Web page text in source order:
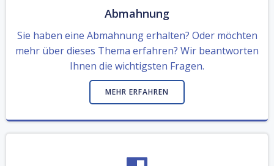
Abmahnung
Sie haben eine Abmahnung erhalten? Oder möchten
mehr über dieses Thema erfahren? Wir beantworten
Ihnen die wichtigsten Fragen.
MEHR ERFAHREN